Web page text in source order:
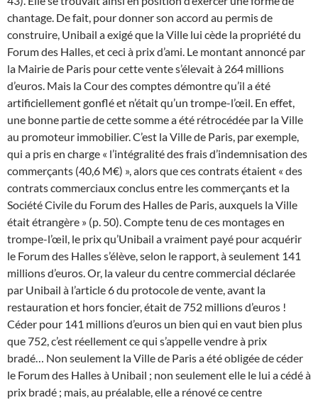
chantage. De fait, pour donner son accord au permis de
construire, Unibail a exigé que la Ville lui cède la propriété du
Forum des Halles, et ceci à prix d’ami. Le montant annoncé par
la Mairie de Paris pour cette vente s’élevait à 264 millions
d’euros. Mais la Cour des comptes démontre qu’il a été
artificiellement gonflé et n’était qu’un trompe-l’œil. En effet,
une bonne partie de cette somme a été rétrocédée par la Ville
au promoteur immobilier. C’est la Ville de Paris, par exemple,
qui a pris en charge « l’intégralité des frais d’indemnisation des
commerçants (40,6 M€) », alors que ces contrats étaient « des
contrats commerciaux conclus entre les commerçants et la
Société Civile du Forum des Halles de Paris, auxquels la Ville
était étrangère » (p. 50).Compte tenu de ces montages en
trompe-l’œil, le prix qu’Unibail a vraiment payé pour acquérir
le Forum des Halles s’élève, selon le rapport, à seulement 141
millions d’euros. Or, la valeur du centre commercial déclarée
par Unibail à l’article 6 du protocole de vente, avant la
restauration et hors foncier, était de 752 millions d’euros !
Céder pour 141 millions d’euros un bien qui en vaut bien plus
que 752, c’est réellement ce qui s’appelle vendre à prix
bradé… Non seulement la Ville de Paris a été obligée de céder
le Forum des Halles à Unibail ; non seulement elle le lui a cédé à
prix bradé ; mais, au préalable, elle a rénové ce centre